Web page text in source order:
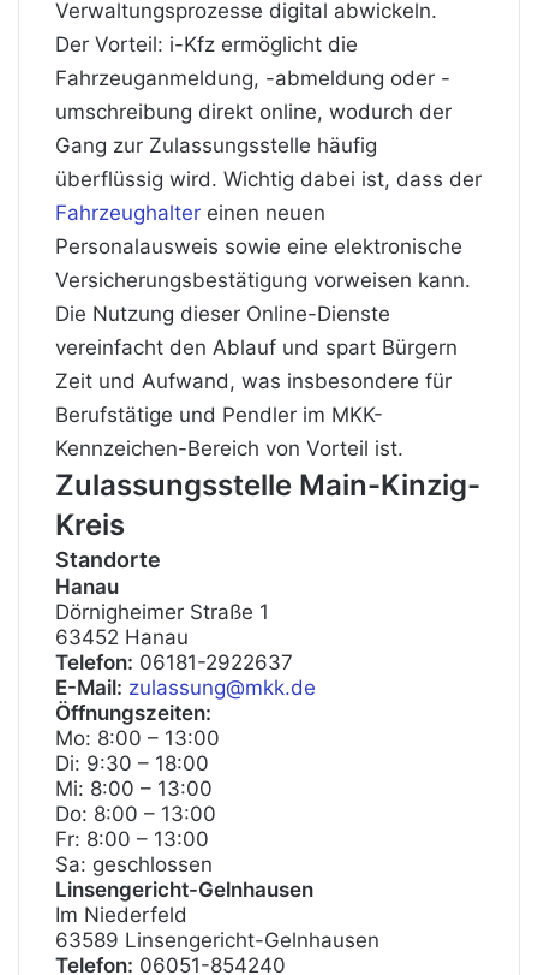
Verwaltungsprozesse digital abwickeln.
Der Vorteil: i-Kfz ermöglicht die
Fahrzeuganmeldung, -abmeldung oder -
umschreibung direkt online, wodurch der
Gang zur Zulassungsstelle häufig
überflüssig wird. Wichtig dabei ist, dass der
Fahrzeughalter einen neuen
Personalausweis sowie eine elektronische
Versicherungsbestätigung vorweisen kann.
Die Nutzung dieser Online-Dienste
vereinfacht den Ablauf und spart Bürgern
Zeit und Aufwand, was insbesondere für
Berufstätige und Pendler im MKK-
Kennzeichen-Bereich von Vorteil ist.
Zulassungsstelle Main-Kinzig-
Kreis
Standorte
Hanau
Dörnigheimer Straße 1
63452 Hanau
Telefon: 06181-2922637
E-Mail: zulassung@mkk.de
Öffnungszeiten:
Mo: 8:00 – 13:00
Di: 9:30 – 18:00
Mi: 8:00 – 13:00
Do: 8:00 – 13:00
Fr: 8:00 – 13:00
Sa: geschlossen
Linsengericht-Gelnhausen
Im Niederfeld
63589 Linsengericht-Gelnhausen
Telefon: 06051-854240